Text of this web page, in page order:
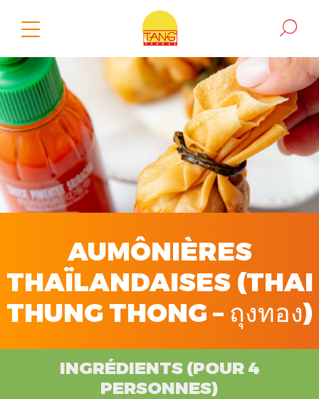
AUMÔNIÈRES
THAÏLANDAISES (THAI
THUNG THONG – ถุงทอง)
INGRÉDIENTS (POUR 4
PERSONNES)